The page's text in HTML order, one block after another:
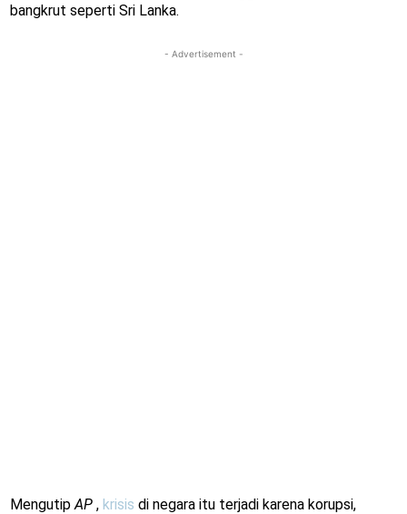
bangkrut seperti Sri Lanka.
- Advertisement -
MengutipAP , krisis di negara itu terjadi karena korupsi,